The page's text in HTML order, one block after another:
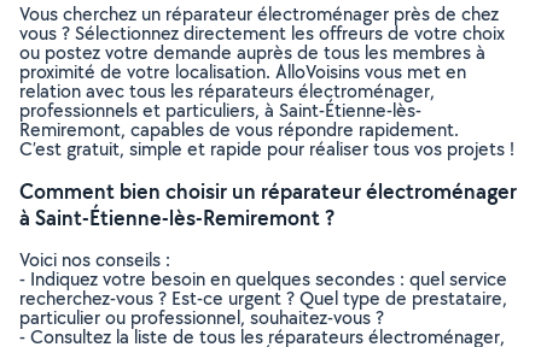
Vous cherchez un réparateur électroménager près de chez
vous ? Sélectionnez directement les offreurs de votre choix
ou postez votre demande auprès de tous les membres à
proximité de votre localisation. AlloVoisins vous met en
relation avec tous les réparateurs électroménager,
professionnels et particuliers, à Saint-Étienne-lès-
Remiremont, capables de vous répondre rapidement.
C’est gratuit, simple et rapide pour réaliser tous vos projets !
Comment bien choisir un réparateur électroménager
à Saint-Étienne-lès-Remiremont ?
Voici nos conseils :
- Indiquez votre besoin en quelques secondes : quel service
recherchez-vous ? Est-ce urgent ? Quel type de prestataire,
particulier ou professionnel, souhaitez-vous ?
- Consultez la liste de tous les réparateurs électroménager,